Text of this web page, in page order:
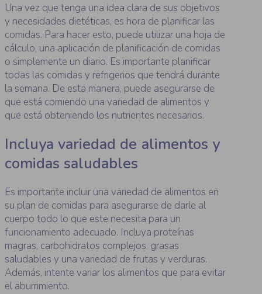
Una vez que tenga una idea clara de sus objetivos
y necesidades dietéticas, es hora de planificar las
comidas. Para hacer esto, puede utilizar una hoja de
cálculo, una aplicación de planificación de comidas
o simplemente un diario. Es importante planificar
todas las comidas y refrigerios que tendrá durante
la semana. De esta manera, puede asegurarse de
que está comiendo una variedad de alimentos y
que está obteniendo los nutrientes necesarios.
Incluya variedad de alimentos y
comidas saludables
Es importante incluir una variedad de alimentos en
su plan de comidas para asegurarse de darle al
cuerpo todo lo que este necesita para un
funcionamiento adecuado. Incluya proteínas
magras, carbohidratos complejos, grasas
saludables y una variedad de frutas y verduras.
Además, intente variar los alimentos que para evitar
el aburrimiento.